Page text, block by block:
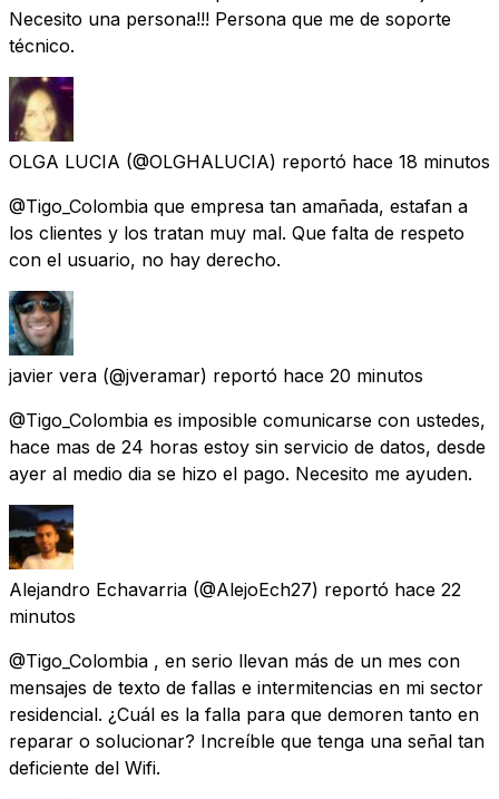
Necesito una persona!!! Persona que me de soporte
técnico.
OLGA LUCIA (@OLGHALUCIA) reportó hace 18 minutos
@Tigo_Colombia que empresa tan amañada, estafan a
los clientes y los tratan muy mal. Que falta de respeto
con el usuario, no hay derecho.
javier vera (@jveramar) reportó hace 20 minutos
@Tigo_Colombia es imposible comunicarse con ustedes,
hace mas de 24 horas estoy sin servicio de datos, desde
ayer al medio dia se hizo el pago. Necesito me ayuden.
Alejandro Echavarria (@AlejoEch27) reportó hace 22
minutos
@Tigo_Colombia , en serio llevan más de un mes con
mensajes de texto de fallas e intermitencias en mi sector
residencial. ¿Cuál es la falla para que demoren tanto en
reparar o solucionar? Increíble que tenga una señal tan
deficiente del Wifi.